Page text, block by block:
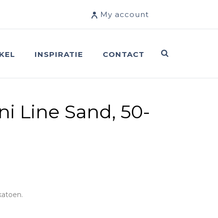
My account
INSPIRATIE CONTACT
Line Sand, 50-